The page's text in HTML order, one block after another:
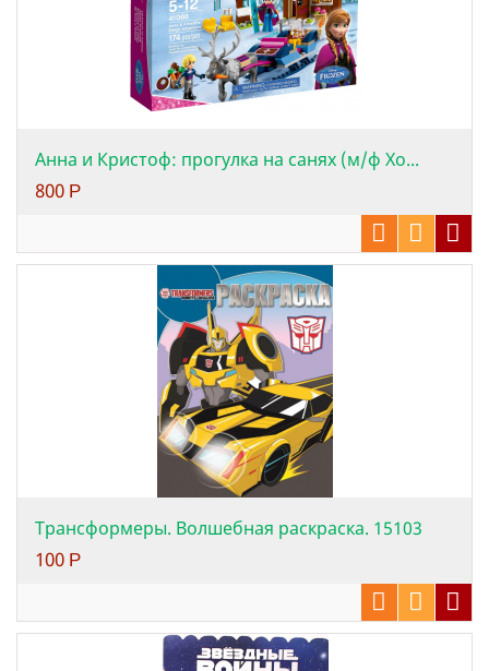
Анна и Кристоф: прогулка на санях (м/ф Хо...
800 Р
Трансформеры. Волшебная раскраска. 15103
100 Р